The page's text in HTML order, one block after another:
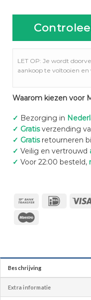
LET OP: Je wordt
aankoop te voltooien
Waarom kiezen voor
✓ Bezorging in
✓ Gratisverzending
✓ Gratisretourneren
✓ Veilig en vertrouwd
✓ Voor 22:00 besteld,
Beschrijving
Extra informatie